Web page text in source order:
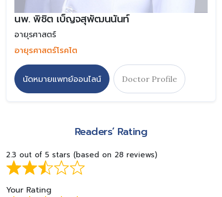
นพ. พิชิต เบ็ญจสุพัฒนนันท์
อายุรศาสตร์
อายุรศาสตร์โรคไต
นัดหมายแพทย์ออนไลน์ Doctor Profile
Readers’ Rating
2.3 out of 5 stars (based on 28 reviews)
Your Rating